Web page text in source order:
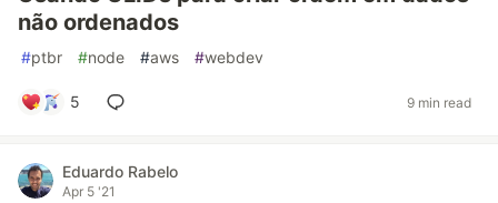
não ordenados
#ptbr #node #aws #webdev
5 9 min read
Eduardo Rabelo
Apr 5 '21